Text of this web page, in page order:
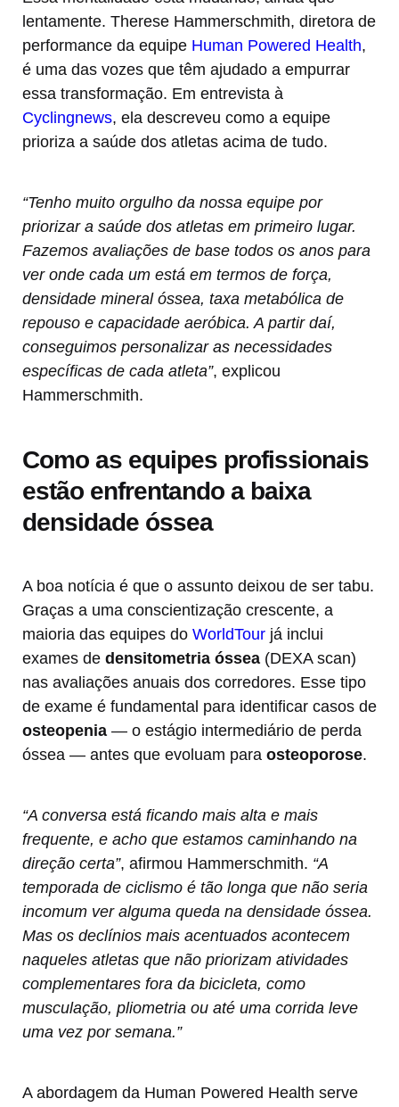
lentamente. Therese Hammerschmith, diretora de
performance da equipe Human Powered Health,
é uma das vozes que têm ajudado a empurrar
essa transformação. Em entrevista à
Cyclingnews, ela descreveu como a equipe
prioriza a saúde dos atletas acima de tudo.
“Tenho muito orgulho da nossa equipe por
priorizar a saúde dos atletas em primeiro lugar.
Fazemos avaliações de base todos os anos para
ver onde cada um está em termos de força,
densidade mineral óssea, taxa metabólica de
repouso e capacidade aeróbica. A partir daí,
conseguimos personalizar as necessidades
específicas de cada atleta”, explicou
Hammerschmith.
Como as equipes profissionais
estão enfrentando a baixa
densidade óssea
A boa notícia é que o assunto deixou de ser tabu.
Graças a uma conscientização crescente, a
maioria das equipes do WorldTour já inclui
exames de densitometria óssea (DEXA scan)
nas avaliações anuais dos corredores. Esse tipo
de exame é fundamental para identificar casos de
osteopenia — o estágio intermediário de perda
óssea — antes que evoluam para osteoporose.
“A conversa está ficando mais alta e mais
frequente, e acho que estamos caminhando na
direção certa”, afirmou Hammerschmith. “A
temporada de ciclismo é tão longa que não seria
incomum ver alguma queda na densidade óssea.
Mas os declínios mais acentuados acontecem
naqueles atletas que não priorizam atividades
complementares fora da bicicleta, como
musculação, pliometria ou até uma corrida leve
uma vez por semana.”
A abordagem da Human Powered Health serve